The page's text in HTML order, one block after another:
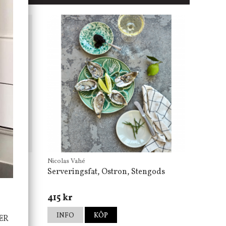
Nicolas Vahé
Serveringsfat, Ostron, Stengods
415 kr
INFO KÖP